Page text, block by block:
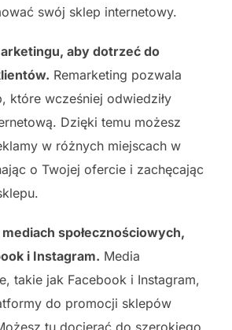
swój sklep internetowy.
aby dotrzeć do
Remarketing pozwala
które wcześniej odwiedziły
Dzięki temu możesz
w różnych miejscach w
o Twojej ofercie i zachęcając
społecznościowych,
i Instagram. Media
takie jak Facebook i Instagram,
do promocji sklepów